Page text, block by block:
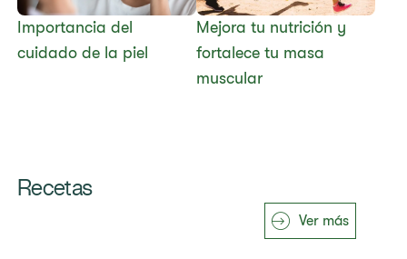
Importancia del
cuidado de la piel
Mejora tu nutrición y
fortalece tu masa
muscular
Recetas
Ver más